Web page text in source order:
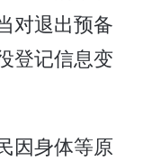
对退出预备
登记信息变
因身体等原